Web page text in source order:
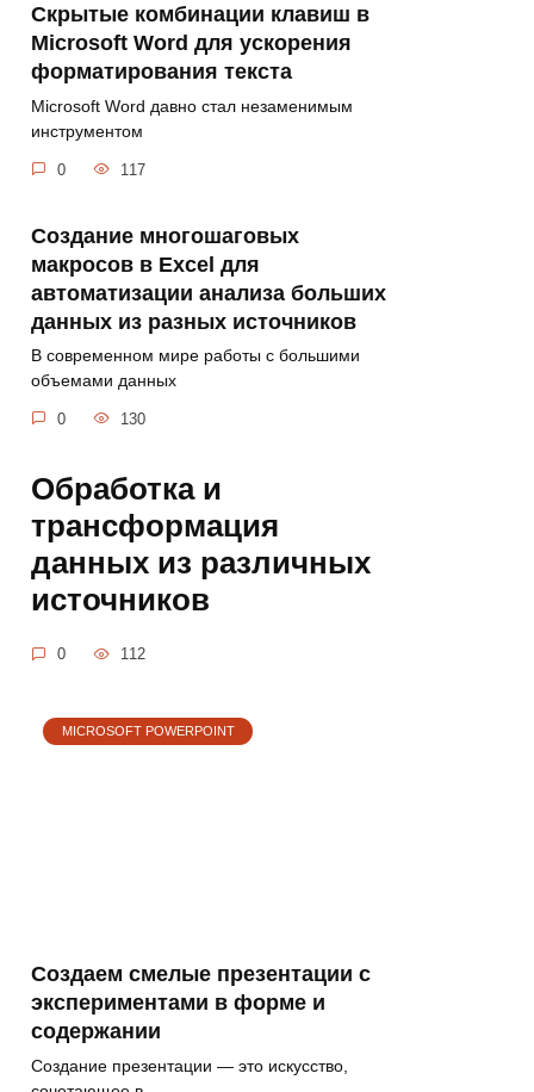
Скрытые комбинации клавиш в
Microsoft Word для ускорения
форматирования текста
Microsoft Word давно стал незаменимым
инструментом
0 117
Создание многошаговых
макросов в Excel для
автоматизации анализа больших
данных из разных источников
В современном мире работы с большими
объемами данных
0 130
Обработка и
трансформация
данных из различных
источников
0 112
MICROSOFT POWERPOINT
Создаем смелые презентации с
экспериментами в форме и
содержании
Создание презентации — это искусство,